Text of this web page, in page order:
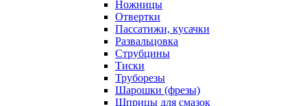
Ножницы
Отвертки
Пассатижи, кусачки
Развальцовка
Струбцины
Тиски
Труборезы
Шарошки (фрезы)
Шприцы для смазок